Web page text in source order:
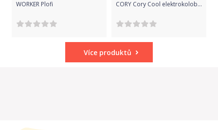
WORKER Plofi CORY Cory Cool elektrokoloběžka, 500W, Černá
Více produktů